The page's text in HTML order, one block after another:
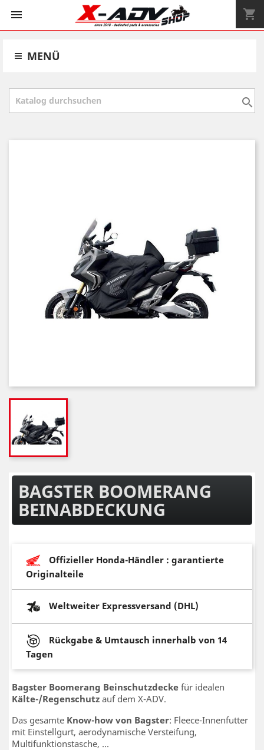
 shopping_cart
MENÜ

BAGSTER BOOMERANG
BEINABDECKUNG
Offizieller Honda-Händler : garantierte
Originalteile
Weltweiter Expressversand (DHL)
Rückgabe & Umtausch innerhalb von 14
Tagen
Bagster Boomerang Beinschutzdecke für idealen
Kälte-/Regenschutz auf dem X-ADV.
Das gesamte Know-how von Bagster: Fleece-Innenfutter
mit Einstellgurt, aerodynamische Versteifung,
Multifunktionstasche, ...